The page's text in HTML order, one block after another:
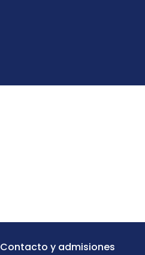
Contacto y admisiones